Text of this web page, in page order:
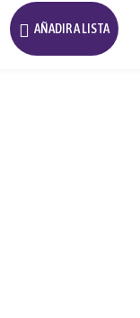
AÑADIR A LISTA